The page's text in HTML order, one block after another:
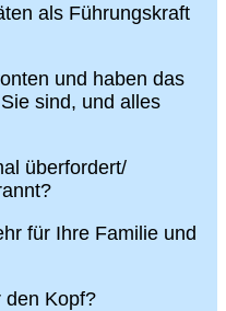
als Führungskraft
und haben das
sind, und alles
überfordert/
für Ihre Familie und
den Kopf?